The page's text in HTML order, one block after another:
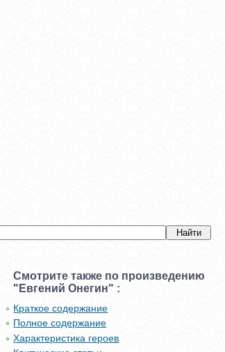
Смотрите также по произведению
"Евгений Онегин" :
Краткое содержание
Полное содержание
Характеристика героев